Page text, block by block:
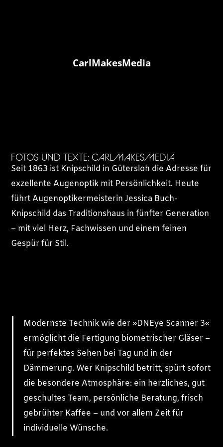
CarlMakesMedia
FOTOS UND TEXTE: CARLMAKESMEDIA
Seit 1863 ist Knipschild in Gütersloh die Adresse für
exzellente Augenoptik mit Persönlichkeit. Heute
führt Augenoptikermeisterin Jessica Buch-
Knipschild das Traditionshaus in fünfter Generation
– mit viel Herz, Fachwissen und einem feinen
Gespür für Stil.
Modernste Technik wie der »DNEye Scanner 3«
ermöglicht die Fertigung biometrischer Gläser –
für perfektes Sehen bei Tag und in der
Dämmerung. Wer Knipschild betritt, spürt sofort
die besondere Atmosphäre: ein herzliches, gut
geschultes Team, persönliche Beratung, frisch
gebrühter Kaffee – und vor allem Zeit für
individuelle Wünsche.